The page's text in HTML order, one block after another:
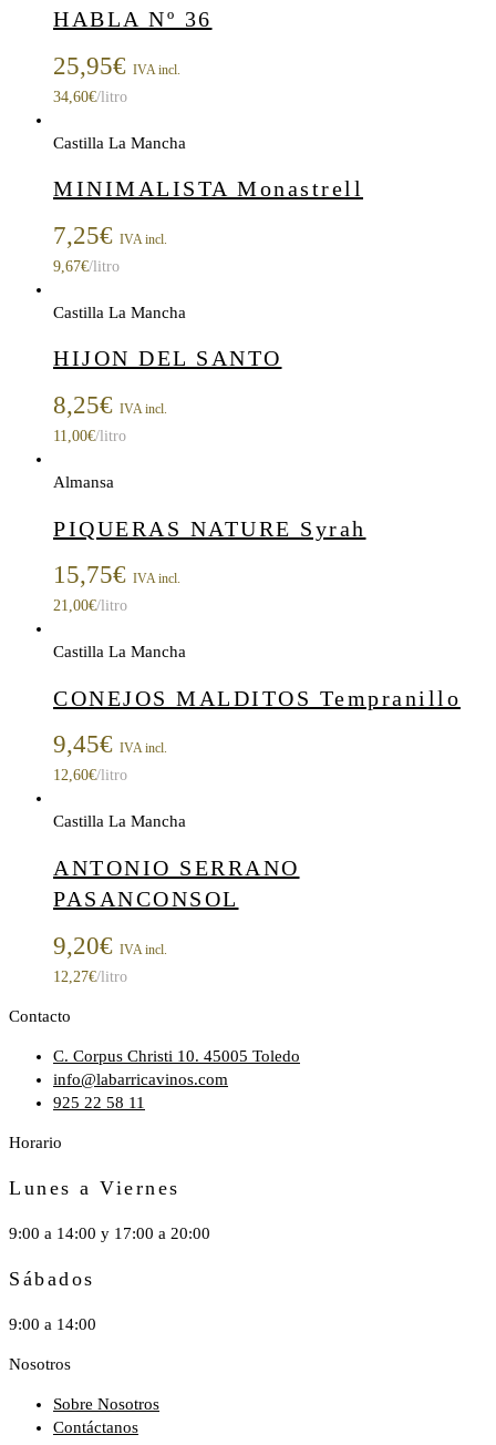
HABLA Nº 36
25,95€ IVA incl.
34,60€/litro
Castilla La Mancha
MINIMALISTA Monastrell
7,25€ IVA incl.
9,67€/litro
Castilla La Mancha
HIJON DEL SANTO
8,25€ IVA incl.
11,00€/litro
Almansa
PIQUERAS NATURE Syrah
15,75€ IVA incl.
21,00€/litro
Castilla La Mancha
CONEJOS MALDITOS Tempranillo
9,45€ IVA incl.
12,60€/litro
Castilla La Mancha
ANTONIO SERRANO
PASANCONSOL
9,20€ IVA incl.
12,27€/litro
Contacto
C. Corpus Christi 10. 45005 Toledo
info@labarricavinos.com
925 22 58 11
Horario
Lunes a Viernes
9:00 a 14:00 y 17:00 a 20:00
Sábados
9:00 a 14:00
Nosotros
Sobre Nosotros
Contáctanos